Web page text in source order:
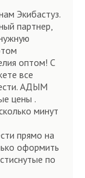
Экибастуз.
партнер,
оптом! С
все
АДЫМ
цены .
минут
прямо на
оформить
по